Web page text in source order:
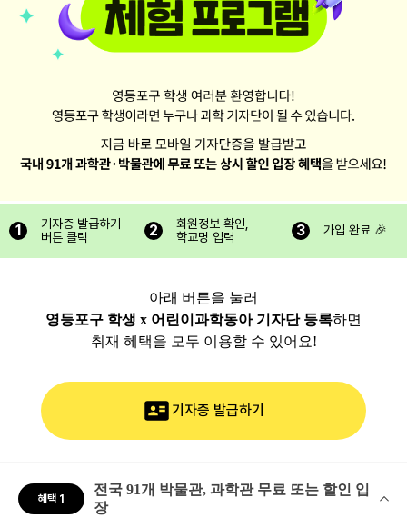
1
기자증 발급하기
버튼 클릭
2
회원정보 확인,
학교명 입력
3 가입 완료 🎉
아래 버튼을 눌러
영등포구 학생 x 어린이과학동아 기자단 등록하면
취재 혜택을 모두 이용할 수 있어요!
기자증 발급하기
혜택 1
전국 91개 박물관, 과학관 무료 또는 할인 입
장